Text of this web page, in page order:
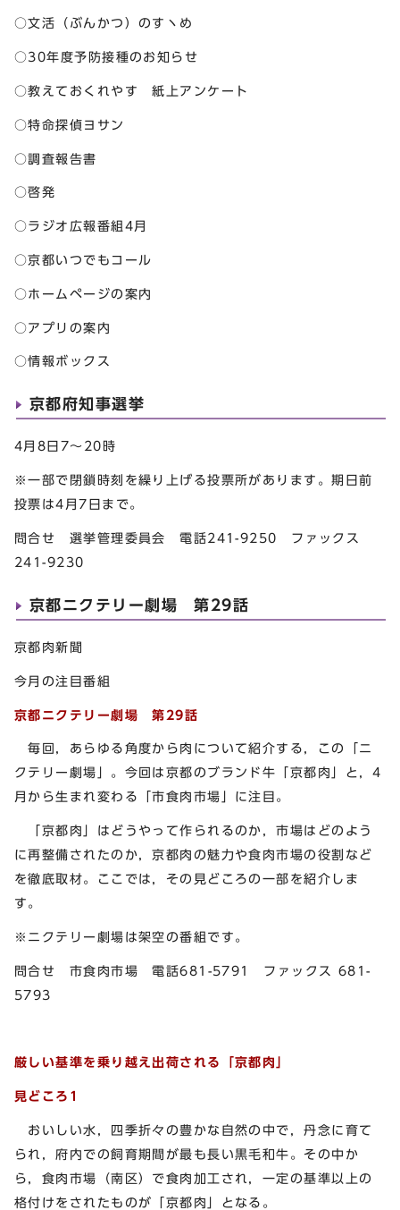
○文活（ぶんかつ）のすヽめ
○30年度予防接種のお知らせ
○教えておくれやす 紙上アンケート
○特命探偵ヨサン
○調査報告書
○啓発
○ラジオ広報番組4月
○京都いつでもコール
○ホームページの案内
○アプリの案内
○情報ボックス
京都府知事選挙
4月8日7～20時
※一部で閉鎖時刻を繰り上げる投票所があります。期日前
投票は4月7日まで。
問合せ 選挙管理委員会 電話241-9250 ファックス
241-9230
京都ニクテリー劇場 第29話
京都肉新聞
今月の注目番組
京都ニクテリー劇場 第29話
毎回，あらゆる角度から肉について紹介する，この「ニ
クテリー劇場」。今回は京都のブランド牛「京都肉」と，4
月から生まれ変わる「市食肉市場」に注目。
「京都肉」はどうやって作られるのか，市場はどのよう
に再整備されたのか，京都肉の魅力や食肉市場の役割など
を徹底取材。ここでは，その見どころの一部を紹介しま
す。
※ニクテリー劇場は架空の番組です。
問合せ 市食肉市場 電話681-5791 ファックス 681-
5793
厳しい基準を乗り越え出荷される「京都肉」
見どころ1
おいしい水，四季折々の豊かな自然の中で，丹念に育て
られ，府内での飼育期間が最も長い黒毛和牛。その中か
ら，食肉市場（南区）で食肉加工され，一定の基準以上の
格付けをされたものが「京都肉」となる。